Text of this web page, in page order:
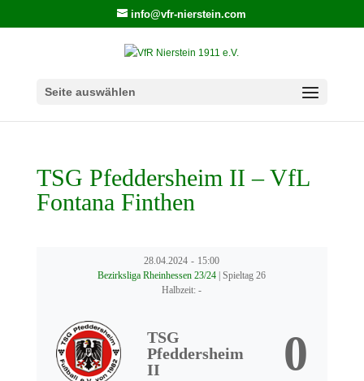
info@vfr-nierstein.com
Seite auswählen
TSG Pfeddersheim II – VfL
Fontana Finthen
28.04.2024 - 15:00
Bezirksliga Rheinhessen 23/24 | Spieltag 26
Halbzeit: -
TSG
Pfeddersheim
II
0